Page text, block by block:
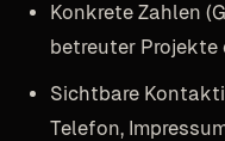
Konkrete Zahlen
betreuter Projekte
Sichtbare
Telefon,